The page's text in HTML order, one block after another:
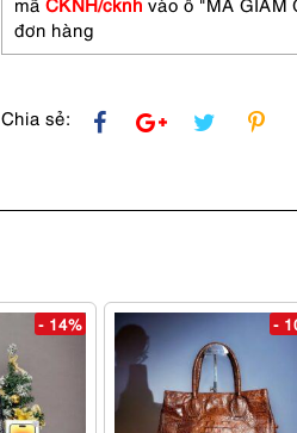
bag-
Gần
số
đơn hàng
Chia sẻ:
- 14% -